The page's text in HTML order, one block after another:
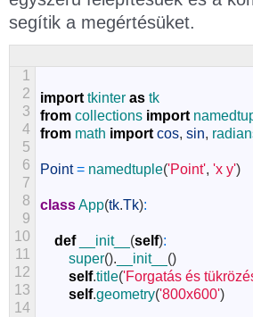
segítik a megértésüket.
1
2
3
4
5
6
7
8
9
10
11
12
13
14
import tkinter as tk
from collections import
from math import cos, sin,
Point = namedtuple('Point', 'x y')
classApp(tk.Tk):
def __init__ (self):
super(). __init__ ()
self.title('Forgatás és
self.geometry('800x600')